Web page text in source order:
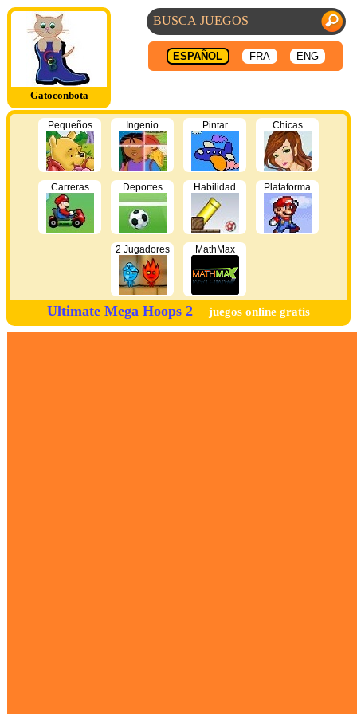
Gatoconbota
ESPAÑOL FRA ENG
Pequeños Ingenio Pintar Chicas
Carreras Deportes Habilidad Plataforma
2 Jugadores MathMax
Ultimate Mega Hoops 2 juegos online gratis